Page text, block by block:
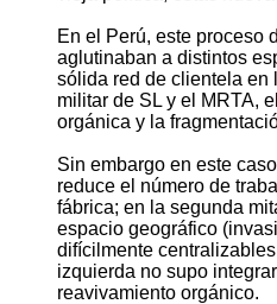
En el Perú, este proceso
aglutinaban a distintos
sólida red de clientela en
militar de SL y el MRTA,
orgánica y la
Sin embargo en este
reduce el número de
fábrica; en la segunda
espacio geográfico
difícilmente
izquierda no supo
reavivamiento orgánico.